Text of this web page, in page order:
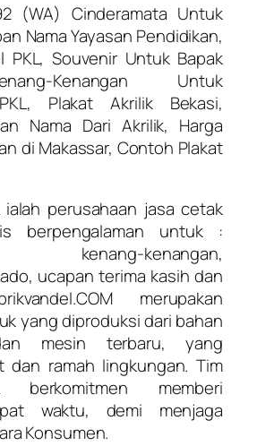
(WA) Cinderamata Untuk
Nama Yayasan Pendidikan,
PKL, Souvenir Untuk Bapak
Kenangan Untuk
Plakat Akrilik Bekasi,
Nama Dari Akrilik, Harga
di Makassar, Contoh Plakat
ialah perusahaan jasa cetak
berpengalaman untuk :
kenang-kenangan,
ucapan terima kasih dan
merupakan
yang diproduksi dari bahan
mesin terbaru, yang
dan ramah lingkungan. Tim
berkomitmen memberi
waktu, demi menjaga
Konsumen.